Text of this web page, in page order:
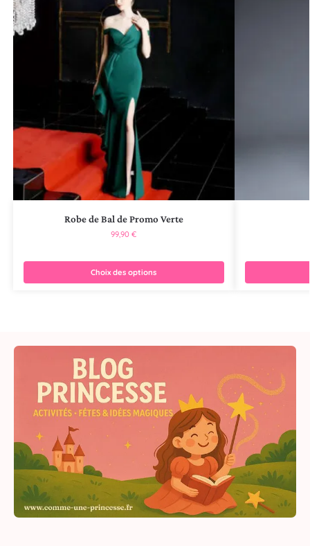
Robe de Bal de Promo Verte
99,90€
Choix des options